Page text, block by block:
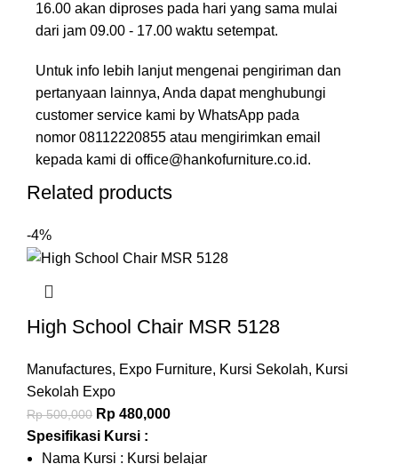
16.00 akan diproses pada hari yang sama mulai
dari jam 09.00 - 17.00 waktu setempat.
Untuk info lebih lanjut mengenai pengiriman dan
pertanyaan lainnya, Anda dapat menghubungi
customer service kami by WhatsApp pada
nomor 08112220855 atau mengirimkan email
kepada kami di office@hankofurniture.co.id.
Related products
-4%
High School Chair MSR 5128
Manufactures, Expo Furniture, Kursi Sekolah, Kursi
Sekolah Expo
Rp500,000 Rp 480,000
Spesifikasi Kursi :
Nama Kursi : Kursi belajar